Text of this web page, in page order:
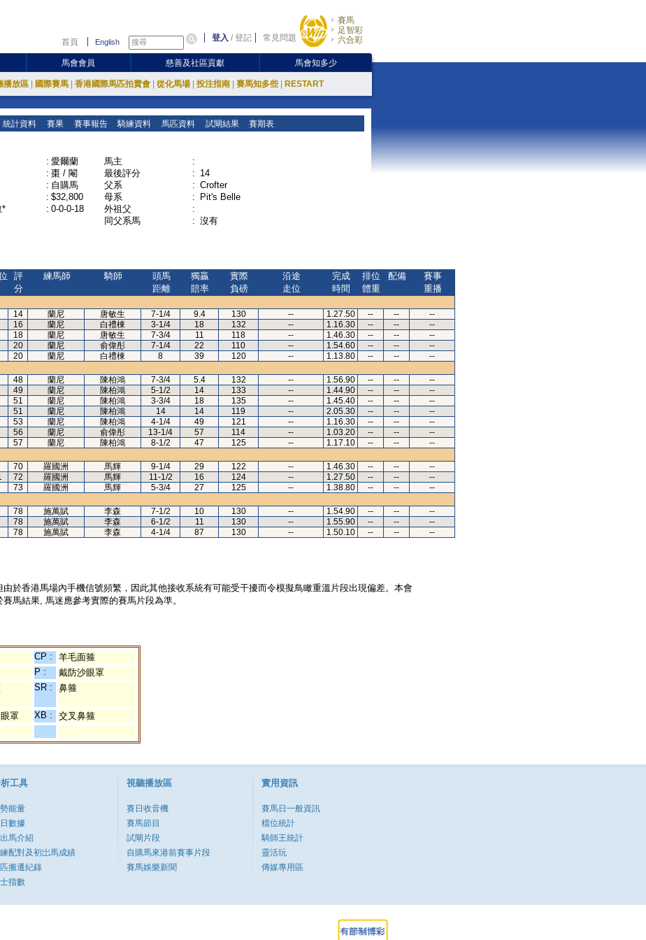
首頁 English 登入 /登記 常見問題
賽馬
足智彩
六合彩
馬會會員 慈善及社區貢獻 馬會知多少
播放區 國際賽馬 香港國際馬匹拍賣會 從化馬場 投注指南 賽馬知多些 RESTART
統計資料 賽果 賽事報告 騎練資料 馬匹資料 試閘結果 賽期表
: 愛爾蘭
: 棗 / 閹
: 自購馬
: $32,800
*
: 0-0-0-18
馬主
:
最後評分
: 14
父系
: Crofter
母系
:
Pit's Belle
外祖父
:
同父系馬
: 沒有
評
分
練馬師 騎師
頭馬
距離
獨贏
賠率
實際
負磅
沿途
走位
完成
時間
排位
體重
配備
賽事
重播
14 蘭尼 唐敏生 7-1/4 9.4 130 -- 1.27.50 -- --
--
16 蘭尼 白禮棟 3-1/4 18 132 -- 1.16.30 -- --
--
18 蘭尼 唐敏生 7-3/4 11 118 -- 1.46.30 -- --
--
20 蘭尼 俞偉彤 7-1/4 22 110 -- 1.54.60 -- --
--
20 蘭尼 白禮棟 8 39 120 -- 1.13.80 -- --
--
48 蘭尼 陳柏鴻 7-3/4 5.4 132 -- 1.56.90 -- --
--
49 蘭尼 陳柏鴻 5-1/2 14 133 -- 1.44.90 -- --
--
51 蘭尼 陳柏鴻 3-3/4 18 135 -- 1.45.40 -- --
--
51 蘭尼 陳柏鴻 14 14 119 -- 2.05.30 -- --
--
53 蘭尼 陳柏鴻 4-1/4 49 121 -- 1.16.30 -- --
--
56 蘭尼 俞偉彤 13-1/4 57 114 -- 1.03.20 -- --
--
57 蘭尼 陳柏鴻 8-1/2 47 125 -- 1.17.10 -- --
--
70 羅國洲 馬輝 9-1/4 29 122 -- 1.46.30 -- --
--
72 羅國洲 馬輝 11-1/2 16 124 -- 1.27.50 -- --
--
73 羅國洲 馬輝 5-3/4 27 125 -- 1.38.80 -- --
--
78 施萬賦 李森 7-1/2 10 130 -- 1.54.90 -- --
--
78 施萬賦 李森 6-1/2 11 130 -- 1.55.90 -- --
--
78 施萬賦 李森 4-1/4 87 130 -- 1.50.10 -- -- --
於香港馬場內手機信號頻繁，因此其他接收系統有可能受干擾而令模擬鳥瞰重溫片段出現偏差。本會
馬結果, 馬迷應參考實際的賽馬片段為準。
CP :
羊毛面箍
P :
戴防沙眼罩
SR : 鼻箍
罩 XB :
交叉鼻箍
工具
能量
數據
馬介紹
配對及初岀馬成績
搬遷紀錄
指數
視聽播放區
賽日收音機
賽馬節目
試閘片段
自購馬來港前賽事片段
賽馬娛樂新聞
實用資訊
賽馬日一般資訊
檔位統計
騎師王統計
靈活玩
傳媒專用區